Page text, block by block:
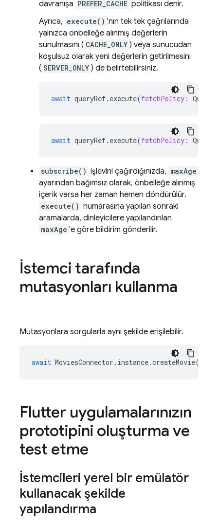
davranışa PREFER_CACHE politikası denir.
Ayrıca, execute() 'nın tek tek çağrılarında
yalnızca önbelleğe alınmış değerlerin
sunulmasını ( CACHE_ONLY ) veya sunucudan
koşulsuz olarak yeni değerlerin getirilmesini
( SERVER_ONLY ) de belirtebilirsiniz.
await queryRef. execute(fetchPolicy:
await queryRef. execute(fetchPolicy:
subscribe() işlevini çağırdığınızda, maxAge
ayarından bağımsız olarak, önbelleğe alınmış
içerik varsa her zaman hemen döndürülür.
execute() numarasına yapılan sonraki
aramalarda, dinleyicilere yapılandırılan
maxAge 'e göre bildirim gönderilir.
İstemci tarafında
mutasyonları kullanma
Mutasyonlara sorgularla aynı şekilde erişilebilir.
await MoviesConnector . instance.createMovie({
Flutter uygulamalarınızın
prototipini oluşturma ve
test etme
İstemcileri yerel bir emülatör
kullanacak şekilde
yapılandırma